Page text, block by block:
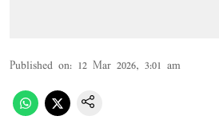
Published on: 12 Mar 2026, 3:01 am